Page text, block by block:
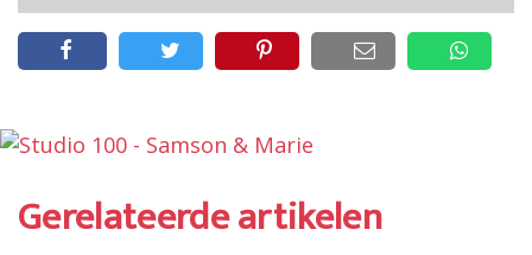
Gerelateerde artikelen